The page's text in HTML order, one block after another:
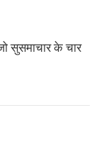
सुसमाचार के चार